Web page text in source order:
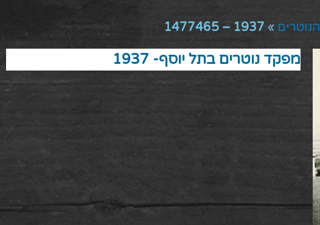
הנוטרים »
1937 – 1477465
מפקד נוטרים בתל יוסף- 1937